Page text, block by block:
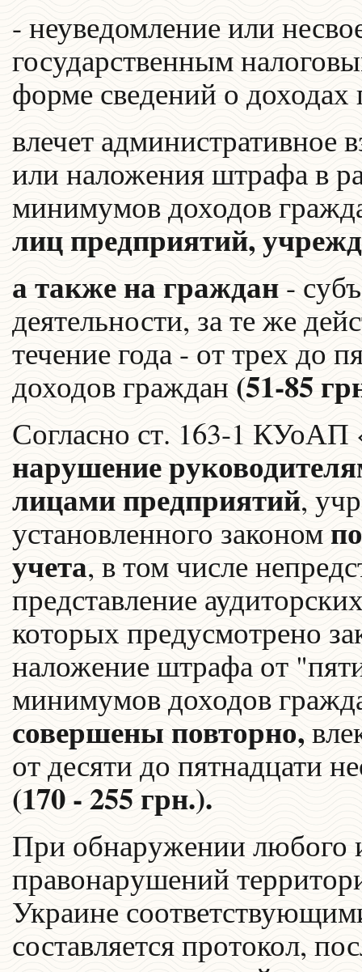
- неуведомление или
государственным
форме сведений о доходах
влечет административное
или наложения штрафа в
минимумов доходов
лиц предприятий,
а также на граждан -
деятельности, за те же
течение года - от трех до
доходов граждан (51-85
Согласно ст. 163-1 КУоАП
нарушение
лицами предприятий,
установленного законом
учета, в том числе
представление
которых предусмотрено
наложение штрафа от
минимумов доходов
совершены повторно,
от десяти до пятнадцати
(170 - 255 грн.).
При обнаружении любого
правонарушений
Украине
составляется протокол,